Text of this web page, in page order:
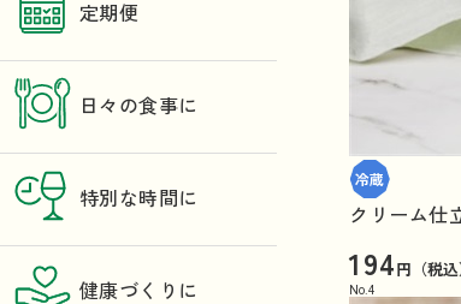
定期便
日々の食事に
特別な時間に
健康づくりに
クリーム仕
194円（税込
No.4